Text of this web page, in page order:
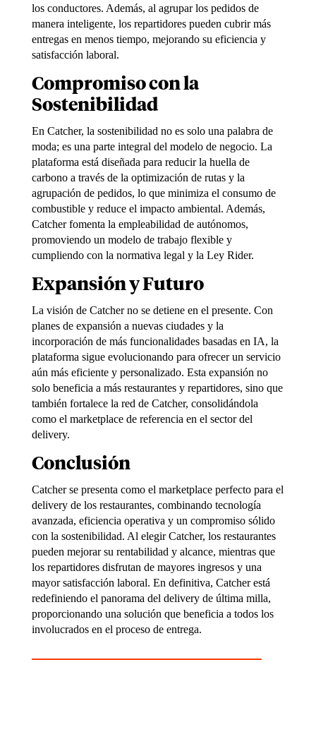
los conductores. Además, al agrupar los pedidos de
manera inteligente, losrepartidores pueden cubrir más
entregas en menos tiempo, mejorando su eficiencia y
satisfacción laboral.
Compromisoconla
Sostenibilidad
En Catcher, la sostenibilidad no es solo una palabra de
moda; es una parte integral del modelo de negocio. La
plataforma está diseñada para reducir la huella de
carbono a través de la optimización de rutas y la
agrupación de pedidos, lo que minimiza el consumo de
combustible y reduce el impacto ambiental. Además,
Catcher fomenta la empleabilidad de autónomos,
promoviendo un modelo de trabajo flexible y
cumpliendo con la normativa legal y la Ley Rider.
Expansión y Futuro
La visión de Catcher no se detiene en el presente. Con
planes de expansión a nuevas ciudades y la
incorporación de más funcionalidades basadas en IA, la
plataforma sigue evolucionando para ofrecer un servicio
aún más eficiente y personalizado. Esta expansión no
solo beneficia a más restaurantes y repartidores, sino que
también fortalece la red de Catcher, consolidándola
como el marketplacede referencia en el sector del
delivery.
Conclusión
Catcher se presenta como el marketplace perfecto para el
delivery de los restaurantes, combinando tecnología
avanzada, eficiencia operativa y un compromiso sólido
con la sostenibilidad. Al elegir Catcher, los restaurantes
pueden mejorar su rentabilidad y alcance, mientras que
los repartidores disfrutan de mayores ingresos y una
mayor satisfacción laboral. En definitiva, Catcher está
redefiniendo el panorama del delivery de última milla,
proporcionando una solución que beneficia a todos los
involucrados en el proceso de entrega.